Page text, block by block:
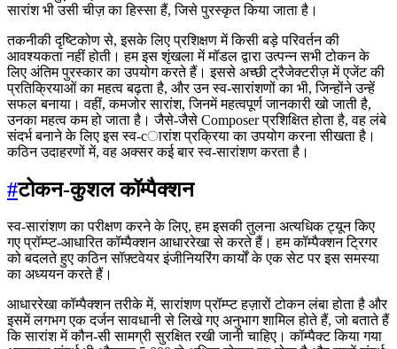
सारांश भी उसी चीज़ का हिस्सा हैं, जिसे पुरस्कृत किया जाता है।
तकनीकी दृष्टिकोण से, इसके लिए प्रशिक्षण में किसी बड़े परिवर्तन की
आवश्यकता नहीं होती। हम इस शृंखला में मॉडल द्वारा उत्पन्न सभी टोकन के
लिए अंतिम पुरस्कार का उपयोग करते हैं। इससे अच्छी ट्रैजेक्टरीज़ में एजेंट की
प्रतिक्रियाओं का महत्व बढ़ता है, और उन स्व-सारांशणों का भी, जिन्होंने उन्हें
सफल बनाया। वहीं, कमजोर सारांश, जिनमें महत्वपूर्ण जानकारी खो जाती है,
उनका महत्व कम हो जाता है। जैसे-जैसे Composer प्रशिक्षित होता है, वह लंबे
संदर्भ बनाने के लिए इस स्व-сारांश प्रक्रिया का उपयोग करना सीखता है।
कठिन उदाहरणों में, वह अक्सर कई बार स्व-सारांशण करता है।
#टोकन-कुशल कॉम्पैक्शन
स्व-सारांशण का परीक्षण करने के लिए, हम इसकी तुलना अत्यधिक ट्यून किए
गए प्रॉम्प्ट-आधारित कॉम्पैक्शन आधाररेखा से करते हैं। हम कॉम्पैक्शन ट्रिगर
को बदलते हुए कठिन सॉफ़्टवेयर इंजीनियरिंग कार्यों के एक सेट पर इस समस्या
का अध्ययन करते हैं।
आधाररेखा कॉम्पैक्शन तरीके में, सारांशण प्रॉम्प्ट हज़ारों टोकन लंबा होता है और
इसमें लगभग एक दर्जन सावधानी से लिखे गए अनुभाग शामिल होते हैं, जो बताते हैं
कि सारांश में कौन-सी सामग्री सुरक्षित रखी जानी चाहिए। कॉम्पैक्ट किया गया